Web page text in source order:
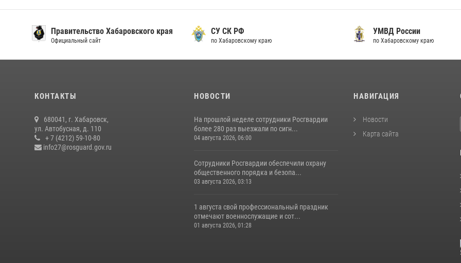
Правительство Хабаровского края
Официальный сайт
СУ СК РФ
по Хабаровскому краю
УМВД России
по Хабаровскому краю
КОНТАКТЫ
680041, г. Хабаровск,
ул. Автобусная, д. 110
+ 7 (4212) 59-10-80
info27@rosguard.gov.ru
НОВОСТИ
На прошлой неделе сотрудники Росгвардии
более 280 раз выезжали по сигн...
04 августа 2026, 06:00
Сотрудники Росгвардии обеспечили охрану
общественного порядка и безопа...
03 августа 2026, 03:13
1 августа свой профессиональный праздник
отмечают военнослужащие и сот...
01 августа 2026, 01:28
НАВИГАЦИЯ
Новости
Карта сайта